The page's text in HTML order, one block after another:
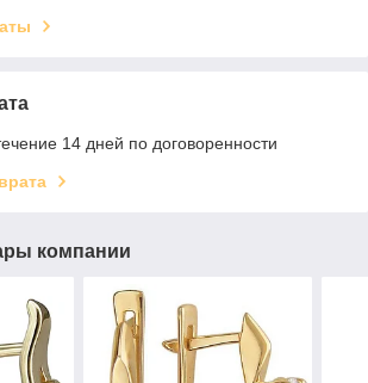
14 дней по договоренности
компании